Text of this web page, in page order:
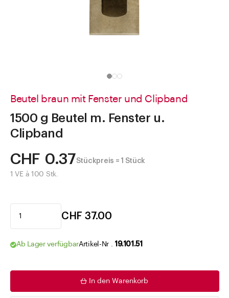
Beutel braun mit Fenster und Clipband
1500 g Beutel m. Fenster u.
Clipband
CHF 0.37Stückpreis = 1 Stück
1 VE à 100 Stk.
CHF 37.00
Ab Lager verfügbarArtikel-Nr . 19.101.51
In den Warenkorb